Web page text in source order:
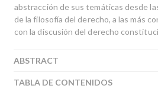
abstracción de sus temáticas desde
de la filosofía del derecho, a las más
con la discusión del derecho
ABSTRACT
TABLA DE CONTENIDOS